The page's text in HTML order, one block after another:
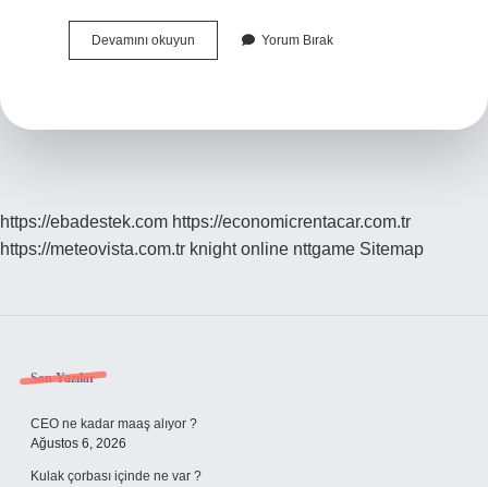
Devamını okuyun Şirazeden
Çıkmış
Yorum Bırak
https://ebadestek.com https://economicrentacar.com.tr
https://meteovista.com.tr knight online nttgame Sitemap
Sidebar
Son Yazılar
CEO ne kadar maaş alıyor ?
Ağustos 6, 2026
Kulak çorbası içinde ne var ?